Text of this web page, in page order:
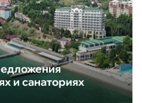
и санаториях